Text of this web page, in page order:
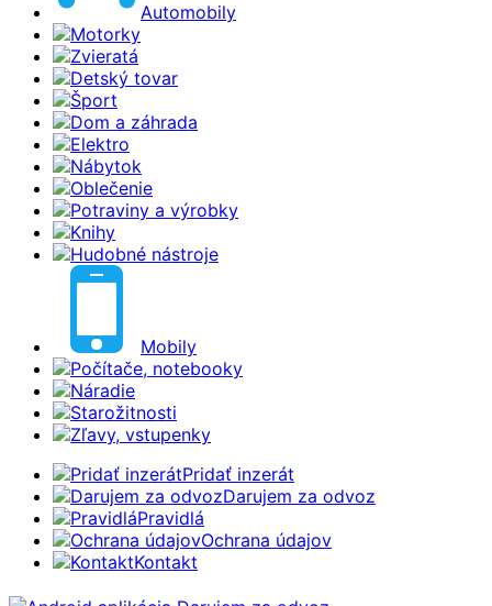
Automobily
Motorky
Zvieratá
Detský tovar
Šport
Dom a záhrada
Elektro
Nábytok
Oblečenie
Potraviny a výrobky
Knihy
Hudobné nástroje
Mobily
Počítače, notebooky
Náradie
Starožitnosti
Zľavy, vstupenky
Pridať inzerát
Darujem za odvoz
Pravidlá
Ochrana údajov
Kontakt